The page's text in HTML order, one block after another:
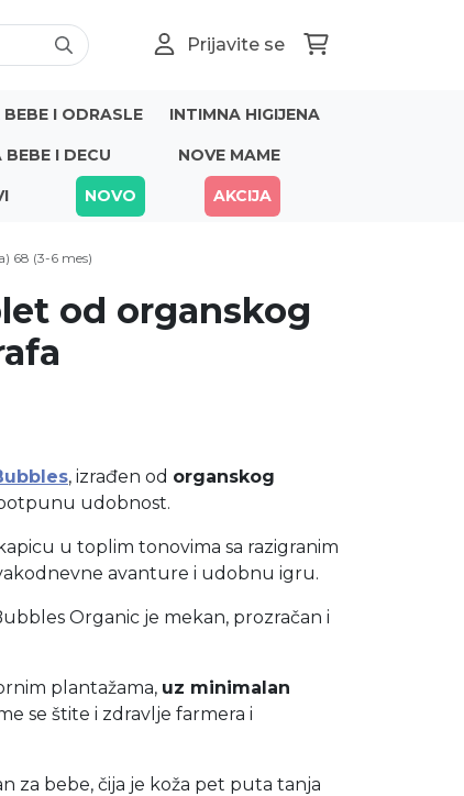
Prijavite se
I ODRASLE INTIMNA HIGIJENA
BEBE I DECU NOVE MAME
NOVO AKCIJA
68 (3-6 mes)
od organskog
, izrađen od organskog
udobnost.
u toplim tonovima sa razigranim
avanture i udobnu igru.
Organic je mekan, prozračan i
plantažama, uz minimalan
se štite i zdravlje farmera i
za bebe, čija je koža pet puta tanja